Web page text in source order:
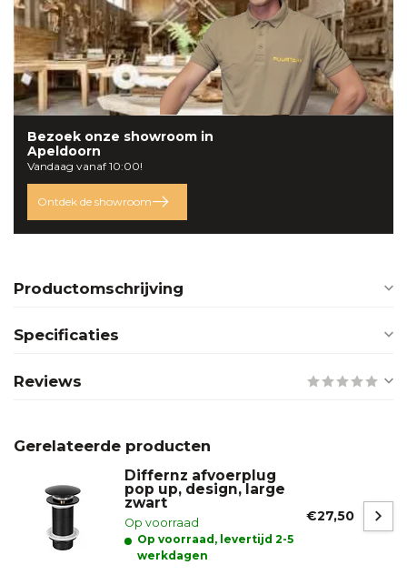
Bezoek onze showroom in
Apeldoorn
Vandaag vanaf 10:00!
Ontdek de showroom
Productomschrijving
Specificaties
Reviews
Gerelateerde producten
Differnz afvoerplug
pop up, design, large
zwart
Op voorraad
Op voorraad, levertijd 2-5
werkdagen
€27,50